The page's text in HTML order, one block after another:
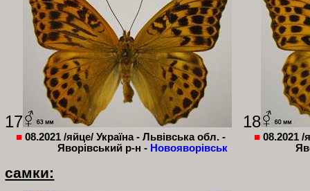
17
■ 08.2021 /яйце/ Україна - Львівська обл. -
Яворівський р-н - Новояворівськ
18
■ 08.2021 /
самки: